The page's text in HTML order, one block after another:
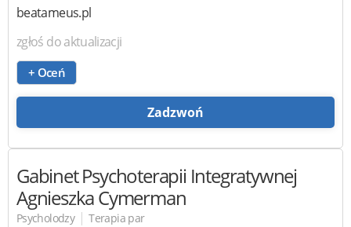
beatameus.pl
zgłoś do aktualizacji
+ Oceń
Zadzwoń
Gabinet Psychoterapii Integratywnej
Agnieszka Cymerman
Psycholodzy | Terapia par